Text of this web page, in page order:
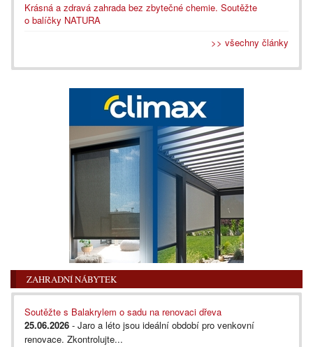
Krásná a zdravá zahrada bez zbytečné chemie. Soutěžte
o balíčky NATURA
>> všechny články
ZAHRADNÍ NÁBYTEK
Soutěžte s Balakrylem o sadu na renovaci dřeva
25.06.2026 - Jaro a léto jsou ideální období pro venkovní
renovace. Zkontrolujte...